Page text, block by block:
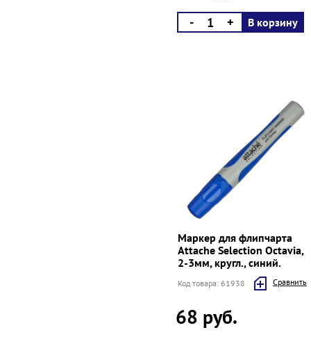
- + В корзину
Маркер для флипчарта
Attache Selection Octavia,
2-3мм, кругл., синий.
Код товара: 61938 Cравнить
68 руб.